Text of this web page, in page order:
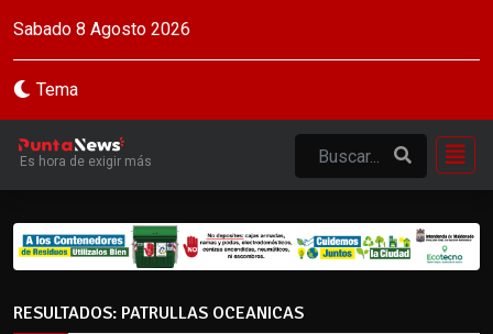
Sabado 8 Agosto 2026
Tema
Es hora de exigir más
RESULTADOS: PATRULLAS OCEANICAS